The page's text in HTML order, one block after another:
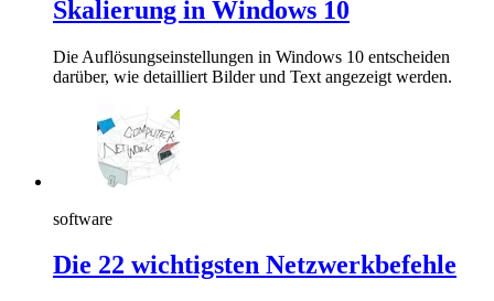
Skalierung in Windows 10
Die Auflösungseinstellungen in Windows 10 entscheiden
darüber, wie detailliert Bilder und Text angezeigt werden.
software
Die 22 wichtigsten Netzwerkbefehle